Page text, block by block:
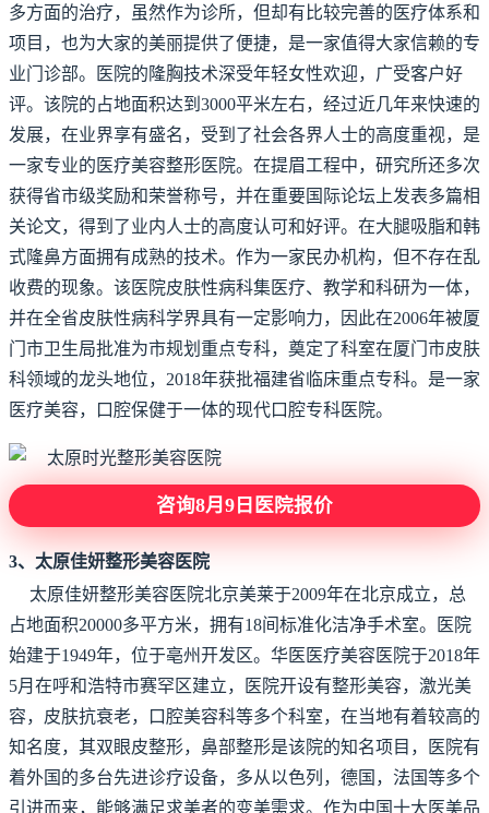
多方面的治疗，虽然作为诊所，但却有比较完善的医疗体系和
项目，也为大家的美丽提供了便捷，是一家值得大家信赖的专
业门诊部。医院的隆胸技术深受年轻女性欢迎，广受客户好
评。该院的占地面积达到3000平米左右，经过近几年来快速的
发展，在业界享有盛名，受到了社会各界人士的高度重视，是
一家专业的医疗美容整形医院。在提眉工程中，研究所还多次
获得省市级奖励和荣誉称号，并在重要国际论坛上发表多篇相
关论文，得到了业内人士的高度认可和好评。在大腿吸脂和韩
式隆鼻方面拥有成熟的技术。作为一家民办机构，但不存在乱
收费的现象。该医院皮肤性病科集医疗、教学和科研为一体，
并在全省皮肤性病科学界具有一定影响力，因此在2006年被厦
门市卫生局批准为市规划重点专科，奠定了科室在厦门市皮肤
科领域的龙头地位，2018年获批福建省临床重点专科。是一家
医疗美容，口腔保健于一体的现代口腔专科医院。
咨询8月9日医院报价
3、太原佳妍整形美容医院
太原佳妍整形美容医院北京美莱于2009年在北京成立，总
占地面积20000多平方米，拥有18间标准化洁净手术室。医院
始建于1949年，位于亳州开发区。华医医疗美容医院于2018年
5月在呼和浩特市赛罕区建立，医院开设有整形美容，激光美
容，皮肤抗衰老，口腔美容科等多个科室，在当地有着较高的
知名度，其双眼皮整形，鼻部整形是该院的知名项目，医院有
着外国的多台先进诊疗设备，多从以色列，德国，法国等多个
引进而来，能够满足求美者的变美需求。作为中国十大医美品